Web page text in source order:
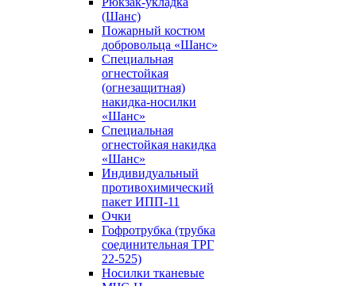
(Шанс)
Пожарный костюм
добровольца «Шанс»
Специальная
огнестойкая
(огнезащитная)
накидка-носилки
«Шанс»
Специальная
огнестойкая накидка
«Шанс»
Индивидуальный
противохимический
пакет ИПП-11
Очки
Гофротрубка (трубка
соединительная ТРГ
22-525)
Носилки тканевые